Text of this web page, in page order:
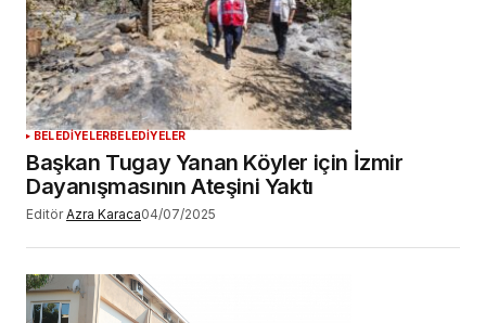
BELEDİYELERBELEDİYELER
Başkan Tugay Yanan Köyler için İzmir
Dayanışmasının Ateşini Yaktı
Editör Azra Karaca04/07/2025